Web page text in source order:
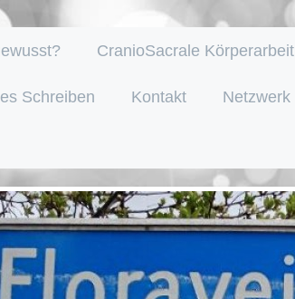
CranioSacrale Körperarbeit
Schreiben Kontakt Netzwerk